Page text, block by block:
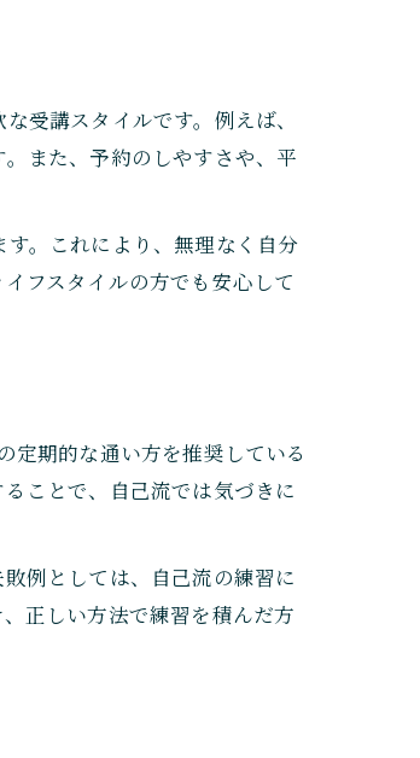
受講スタイルです。例えば、
また、予約のしやすさや、平
。これにより、無理なく自分
フスタイルの方でも安心して
定期的な通い方を推奨している
ことで、自己流では気づきに
例としては、自己流の練習に
正しい方法で練習を積んだ方